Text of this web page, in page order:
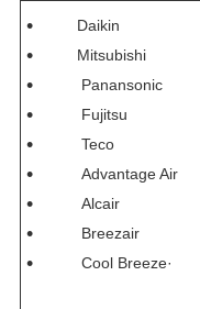
Daikin
Mitsubishi
Panansonic
Fujitsu
Teco
Advantage Air
Alcair
Breezair
Cool Breeze·